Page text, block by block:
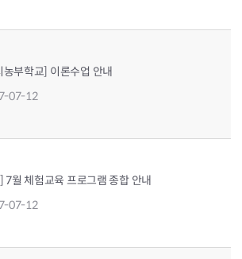
농부학교] 이론수업 안내
07-12
7월 체험교육 프로그램 종합 안내
07-12